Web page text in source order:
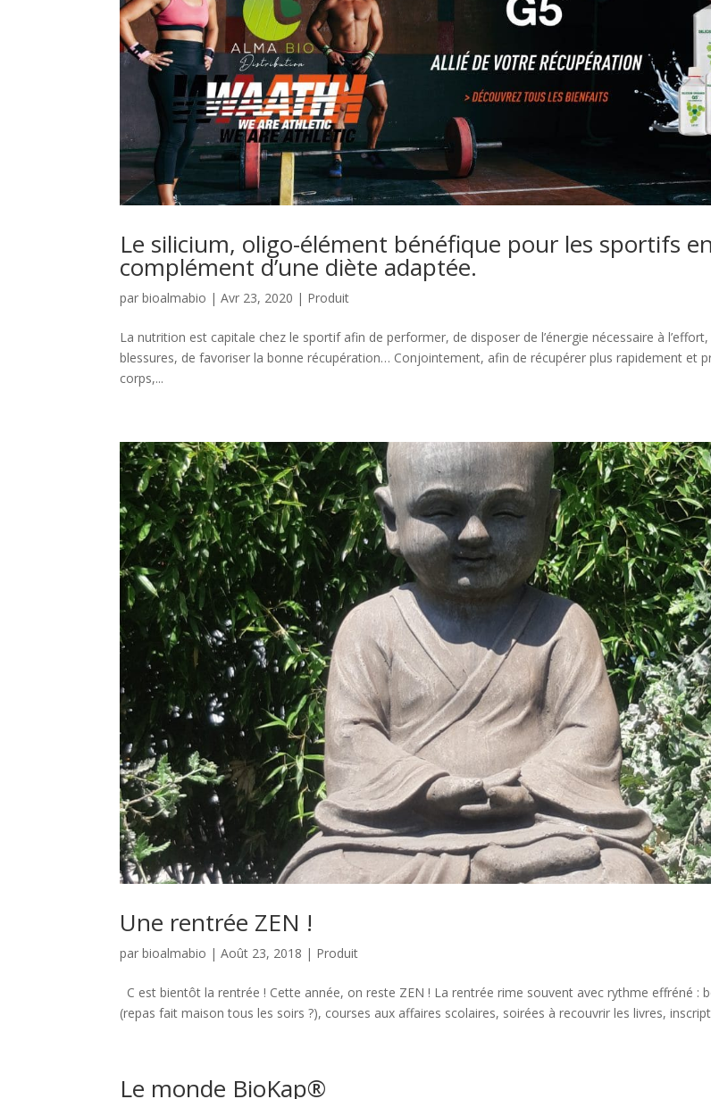
Le silicium, oligo-élément bénéfique pour les sportifs en
complément d’une diète adaptée.
parbioalmabio |Avr 23, 2020 | Produit
La nutrition est capitale chez le sportif afin de performer, de disposer de l’énergie nécessaire à l’effort,
blessures, de favoriser la bonne récupération… Conjointement, afin de récupérer plus rapidement et
corps,...
Une rentrée ZEN !
parbioalmabio |Août 23, 2018 | Produit
C est bientôt la rentrée ! Cette année, on reste ZEN ! La rentrée rime souvent avec rythme effréné :
(repas fait maison tous les soirs ?), courses aux affaires scolaires, soirées à recouvrir les livres,
Le monde BioKap®